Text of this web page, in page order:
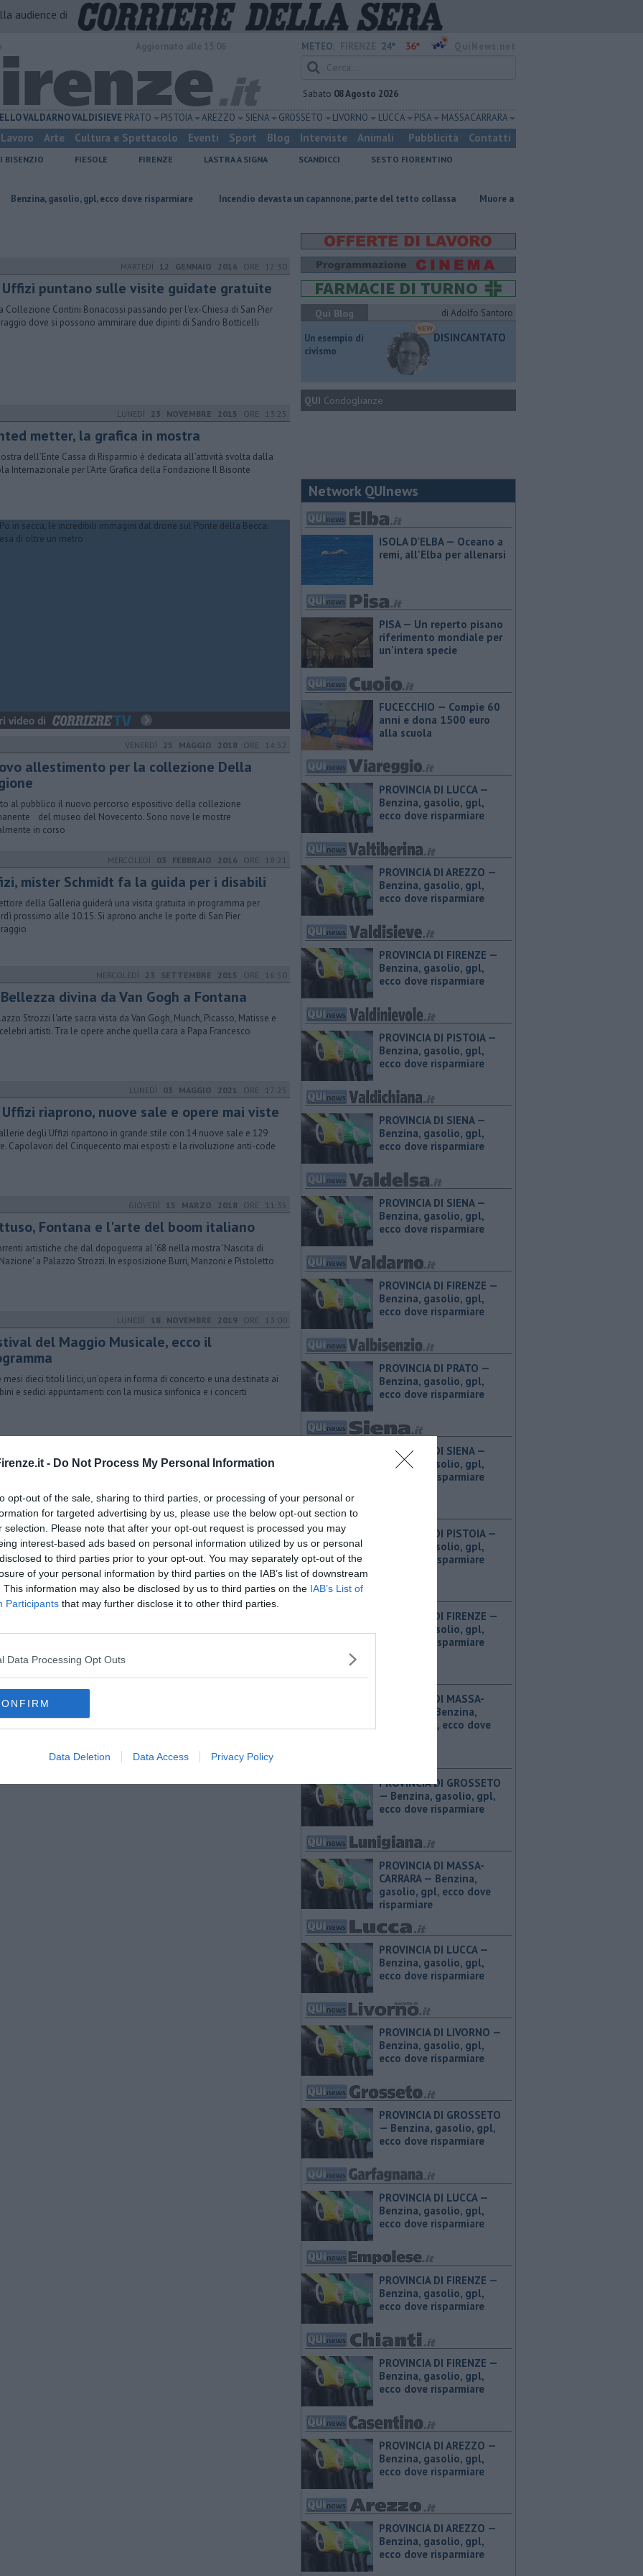
- Do Not Process My Personal Information
opt-out of the sale, sharing to third parties, or processing of your personal or
for targeted advertising by us, please use the below opt-out section to
selection. Please note that after your opt-out request is processed you may
interest-based ads based on personal information utilized by us or personal
to third parties prior to your opt-out. You may separately opt-out of the
of your personal information by third parties on the IAB’s list of downstream
This information may also be disclosed by us to third parties on the IAB’s List of
Participants that may further disclose it to other third parties.
Data Processing Opt Outs
Data Deletion Data Access Privacy Policy
audience di
METEO: 24° 36°
Sabato 08 Agosto 2026
VALDARNOVALDISIEVE PRATO PISTOIA AREZZO SIENA GROSSETO LIVORNO LUCCA PISA MASSA CARRARA
Lavoro Arte Cultura e Spettacolo Eventi Sport Blog Interviste Animali Pubblicità Contatti
BISENZIO FIESOLE FIRENZE LASTRA A SIGNA SCANDICCI
SESTO FIORENTINO
gpl, ecco dove risparmiare Incendio devasta un capannone, parte del tetto collassa Muore a 61 anni in un incidente sul lavoro
MARTEDÌ 12 GENNAIO 2016 ORE 12:30
Uffizi puntano sulle visite guidate gratuite
Collezione Contini Bonacossi passando per l'ex-Chiesa di San Pier
dove si possono ammirare due dipinti di Sandro Botticelli
LUNEDÌ 23 NOVEMBRE 2015 ORE 13:25
metter, la grafica in mostra
dell’Ente Cassa di Risparmio è dedicata all’attività svolta dalla
Internazionale per l’Arte Grafica della Fondazione Il Bisonte
VENERDÌ 25 MAGGIO 2018 ORE 14:52
allestimento per la collezione Della
al pubblico il nuovo percorso espositivo della collezione
del museo del Novecento. Sono nove le mostre
in corso
MERCOLEDÌ 03 FEBBRAIO 2016 ORE 18:21
mister Schmidt fa la guida per i disabili
della Galleria guiderà una visita gratuita in programma per
prossimo alle 10.15. Si aprono anche le porte di San Pier
MERCOLEDÌ 23 SETTEMBRE 2015 ORE 16:50
divina da Van Gogh a Fontana
Strozzi l'arte sacra vista da Van Gogh, Munch, Picasso, Matisse e
artisti. Tra le opere anche quella cara a Papa Francesco
LUNEDÌ 03 MAGGIO 2021 ORE 17:25
riaprono, nuove sale e opere mai viste
degli Uffizi ripartono in grande stile con 14 nuove sale e 129
Capolavori del Cinquecento mai esposti e la rivoluzione anti-code
GIOVEDÌ 15 MARZO 2018 ORE 11:35
Fontana e l'arte del boom italiano
artistiche che dal dopoguerra al '68 nella mostra 'Nascita di
a Palazzo Strozzi. In esposizione Burri, Manzoni e Pistoletto
LUNEDÌ 18 NOVEMBRE 2019 ORE 13:00
del Maggio Musicale, ecco il
mesi dieci titoli lirici, un’opera in forma di concerto e una destinata ai
e sedici appuntamenti con la musica sinfonica e i concerti
Qui Blog di Adolfo Santoro
​Un esempio di
civismo
DISINCANTATO
QUI Condoglianze
Network QUInews
ISOLA D'ELBA — Oceano a
remi, all'Elba per allenarsi
PISA — Un reperto pisano
riferimento mondiale per
un'intera specie
FUCECCHIO — Compie 60
anni e dona 1500 euro
alla scuola
PROVINCIA DI LUCCA — ​
Benzina, gasolio, gpl,
ecco dove risparmiare
PROVINCIA DI AREZZO — ​
Benzina, gasolio, gpl,
ecco dove risparmiare
PROVINCIA DI FIRENZE — ​
Benzina, gasolio, gpl,
ecco dove risparmiare
PROVINCIA DI PISTOIA — ​
Benzina, gasolio, gpl,
ecco dove risparmiare
PROVINCIA DI SIENA — ​
Benzina, gasolio, gpl,
ecco dove risparmiare
PROVINCIA DI SIENA — ​
Benzina, gasolio, gpl,
ecco dove risparmiare
PROVINCIA DI FIRENZE — ​
Benzina, gasolio, gpl,
ecco dove risparmiare
PROVINCIA DI PRATO — ​
Benzina, gasolio, gpl,
ecco dove risparmiare
PROVINCIA DI SIENA — ​
Benzina, gasolio, gpl,
ecco dove risparmiare
PROVINCIA DI PISTOIA — ​
Benzina, gasolio, gpl,
ecco dove risparmiare
PROVINCIA DI FIRENZE — ​
Benzina, gasolio, gpl,
ecco dove risparmiare
PROVINCIA DI MASSA-
CARRARA — ​Benzina,
gasolio, gpl, ecco dove
PROVINCIA DI GROSSETO
— ​Benzina, gasolio, gpl,
ecco dove risparmiare
PROVINCIA DI MASSA-
CARRARA — ​Benzina,
gasolio, gpl, ecco dove
risparmiare
PROVINCIA DI LUCCA — ​
Benzina, gasolio, gpl,
ecco dove risparmiare
PROVINCIA DI LIVORNO — ​
Benzina, gasolio, gpl,
ecco dove risparmiare
PROVINCIA DI GROSSETO
— ​Benzina, gasolio, gpl,
ecco dove risparmiare
PROVINCIA DI LUCCA — ​
Benzina, gasolio, gpl,
ecco dove risparmiare
PROVINCIA DI FIRENZE — ​
Benzina, gasolio, gpl,
ecco dove risparmiare
PROVINCIA DI FIRENZE — ​
Benzina, gasolio, gpl,
ecco dove risparmiare
PROVINCIA DI AREZZO — ​
Benzina, gasolio, gpl,
ecco dove risparmiare
PROVINCIA DI AREZZO — ​
Benzina, gasolio, gpl,
ecco dove risparmiare